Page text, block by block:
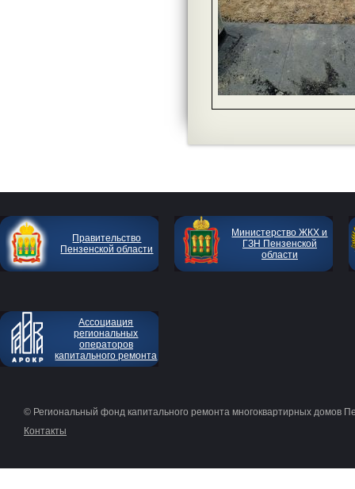
Правительство
Пензенской области
Министерство ЖКХ и
ГЗН Пензенской
области
Ассоциация
региональных
операторов
капитального ремонта
© Региональный фонд капитального ремонта многоквартирных домов
Контакты